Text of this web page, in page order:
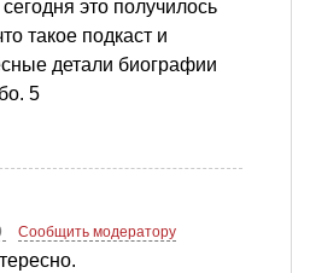
это получилось
такое подкаст и
детали биографии
5
Сообщить модератору